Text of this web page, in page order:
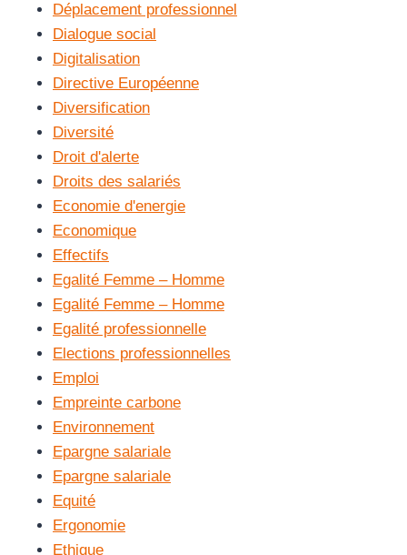
Déplacement professionnel
Dialogue social
Digitalisation
Directive Européenne
Diversification
Diversité
Droit d'alerte
Droits des salariés
Economie d'energie
Economique
Effectifs
Egalité Femme – Homme
Egalité Femme – Homme
Egalité professionnelle
Elections professionnelles
Emploi
Empreinte carbone
Environnement
Epargne salariale
Epargne salariale
Equité
Ergonomie
Ethique